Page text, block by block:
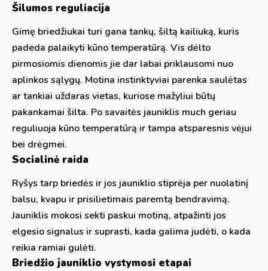
Šilumos reguliacija
Gimę briedžiukai turi gana tankų, šiltą kailiuką, kuris
padeda palaikyti kūno temperatūrą. Vis dėlto
pirmosiomis dienomis jie dar labai priklausomi nuo
aplinkos sąlygų. Motina instinktyviai parenka saulėtas
ar tankiai uždaras vietas, kuriose mažyliui būtų
pakankamai šilta. Po savaitės jauniklis much geriau
reguliuoja kūno temperatūrą ir tampa atsparesnis vėjui
bei drėgmei.
Socialinė raida
Ryšys tarp briedės ir jos jauniklio stiprėja per nuolatinį
balsu, kvapu ir prisilietimais paremtą bendravimą.
Jauniklis mokosi sekti paskui motiną, atpažinti jos
elgesio signalus ir suprasti, kada galima judėti, o kada
reikia ramiai gulėti.
Briedžio jauniklio vystymosi etapai